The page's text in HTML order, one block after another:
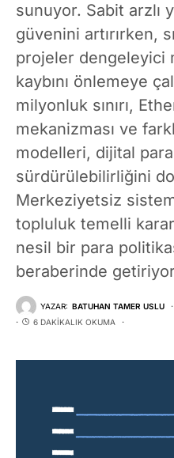
sunuyor. Sabit arzlı
güvenini artırırken,
projeler dengeleyici
kaybını önlemeye
milyonluk sınırı,
mekanizması ve
modelleri, dijital
sürdürülebilirliğini
Merkeziyetsiz
topluluk temelli
nesil bir para
beraberinde
YAZAR: BATUHAN TAMER USLU
6 DAKIKALIK OKUMA